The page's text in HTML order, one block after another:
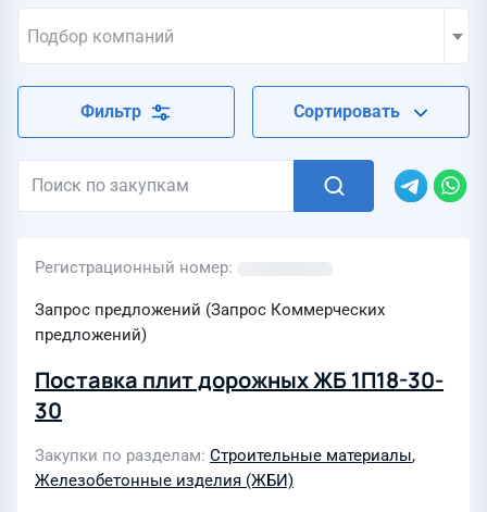
Подбор компаний
Фильтр Сортировать
Регистрационный номер
Запрос предложений (Запрос Коммерческих
предложений)
Поставка плит дорожных ЖБ 1П18-30-
30
Закупки по разделам Строительные материалы,
Железобетонные изделия (ЖБИ)